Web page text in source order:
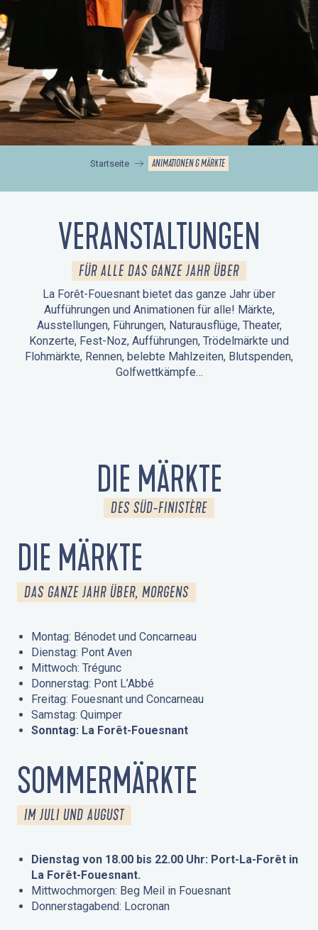
Startseite ANIMATIONEN & MÄRKTE
VERANSTALTUNGEN
FÜR ALLE DAS GANZE JAHR ÜBER
La Forêt-Fouesnant bietet das ganze Jahr über
Aufführungen und Animationen für alle! Märkte,
Ausstellungen, Führungen, Naturausflüge, Theater,
Konzerte, Fest-Noz, Aufführungen, Trödelmärkte und
Flohmärkte, Rennen, belebte Mahlzeiten, Blutspenden,
Golfwettkämpfe…
DIE MÄRKTE
DES SÜD-FINISTÈRE
DIE MÄRKTE
DAS GANZE JAHR ÜBER, MORGENS
Montag: Bénodet und Concarneau
Dienstag: Pont Aven
Mittwoch: Trégunc
Donnerstag: Pont L’Abbé
Freitag: Fouesnant und Concarneau
Samstag: Quimper
Sonntag: La Forêt-Fouesnant
SOMMERMÄRKTE
IM JULI UND AUGUST
Dienstag von 18.00 bis 22.00 Uhr: Port-La-Forêt in
La Forêt-Fouesnant.
Mittwochmorgen: Beg Meil in Fouesnant
Donnerstagabend: Locronan